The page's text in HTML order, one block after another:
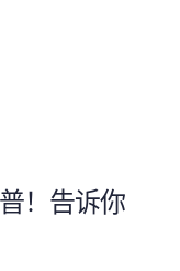
！告诉你